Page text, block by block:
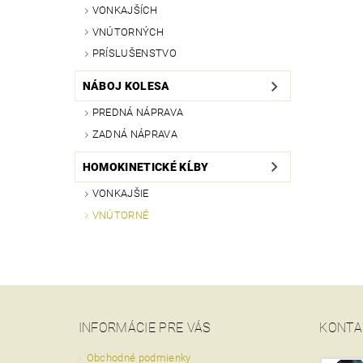
VONKAJŠÍCH
VNÚTORNÝCH
PRÍSLUŠENSTVO
NÁBOJ KOLESA
PREDNÁ NÁPRAVA
ZADNÁ NÁPRAVA
HOMOKINETICKÉ KĹBY
VONKAJŠIE
VNÚTORNÉ
INFORMÁCIE PRE VÁS
Obchodné podmienky